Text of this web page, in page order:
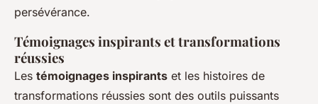
persévérance.
Témoignages inspirants et transformations
réussies
Les témoignages inspirants et les histoires de
transformations réussies sont des outils puissants